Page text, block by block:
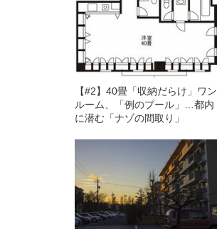
【#2】40畳「収納だらけ」ワン
ルーム、「例のプール」…都内
に潜む「ナゾの間取り」